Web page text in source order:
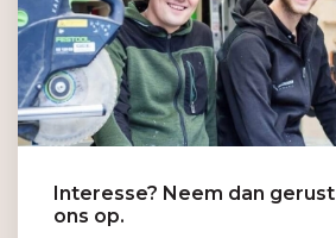
Interesse? Neem dan
ons op.